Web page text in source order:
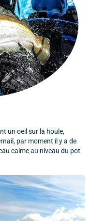
un oeil sur la houle,
par moment il y a de
calme au niveau du pot